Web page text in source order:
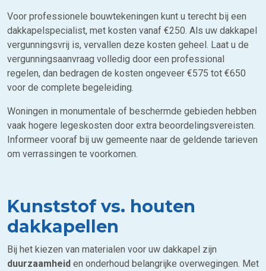
Voor professionele bouwtekeningen kunt u terecht bij een
dakkapelspecialist, met kosten vanaf €250. Als uw dakkapel
vergunningsvrij is, vervallen deze kosten geheel. Laat u de
vergunningsaanvraag volledig door een professional
regelen, dan bedragen de kosten ongeveer €575 tot €650
voor de complete begeleiding.
Woningen in monumentale of beschermde gebieden hebben
vaak hogere legeskosten door extra beoordelingsvereisten.
Informeer vooraf bij uw gemeente naar de geldende tarieven
om verrassingen te voorkomen.
Kunststof vs. houten
dakkapellen
Bij het kiezen van materialen voor uw dakkapel zijn
duurzaamheid en onderhoud belangrijke overwegingen. Met